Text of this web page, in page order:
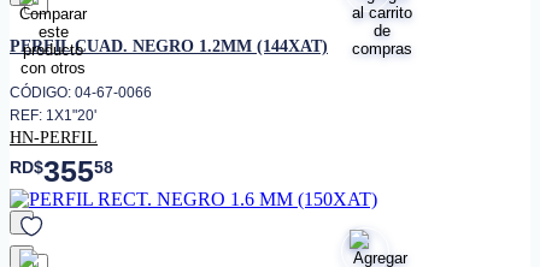
favorito
PERFIL CUAD. NEGRO 1.2MM (144XAT)
CÓDIGO: 04-67-0066
REF: 1X1"20'
HN-PERFIL
RD$35558